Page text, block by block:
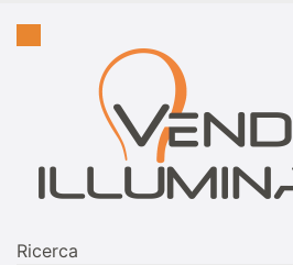
Ricerca